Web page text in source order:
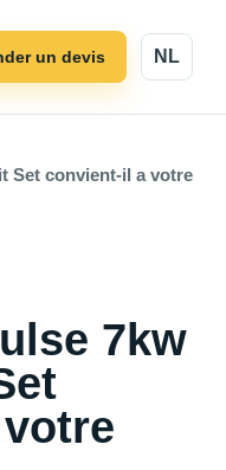
NL
un devis
Set convient-il a votre
7kw